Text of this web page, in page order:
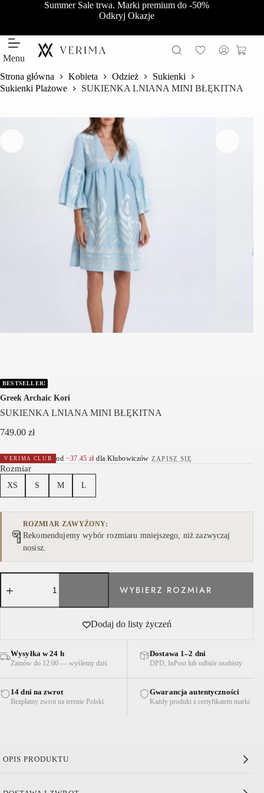
Summer Sale trwa. Marki premium do -50%
Odkryj Okazje
Menu Koszyk
Strona główna Kobieta Odzież
Sukienki
Sukienki Plażowe
SUKIENKA LNIANA MINI BŁĘKITNA
BESTSELLER!
Greek Archaic Kori
SUKIENKA LNIANA MINI BŁĘKITNA
749.00 zł
VERIMA CLUB od −37.45złdla Klubowiczów·ZAPISZ SIĘ
Rozmiar
XS S M L
ROZMIAR ZAWYŻONY
Rekomendujemy wybór rozmiaru mniejszego, niż zazwyczaj
nosisz.
ilość
SUKIENKA
LNIANA
MINI
Dodaj do listy życzeń
Wysyłka w 24 h
Zamów do 12:00 — wyślemy dziś
Dostawa 1–2 dni
DPD, InPost lub odbiór osobisty
14 dni na zwrot
Bezpłatny zwrot na terenie Polski
Gwarancja autentyczności
Każdy produkt z certyfikatem marki
OPIS PRODUKTU